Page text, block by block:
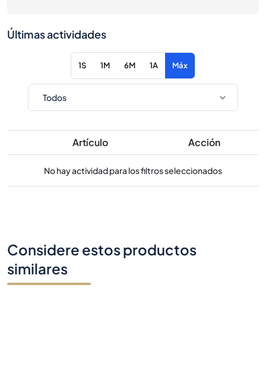
Últimas actividades
1S 1M 6M 1A Máx
Artículo Acción
No hay actividad para los filtros seleccionados
Considere estos productos
similares